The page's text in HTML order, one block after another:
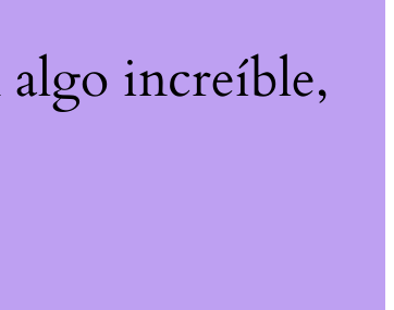
algo increíble,